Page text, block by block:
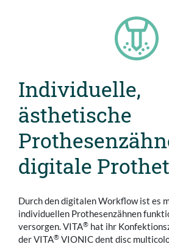
Individuelle,
ästhetische
digitale
Durch den digitalen Workflow ist es
individuellen Prothesenzähnen
versorgen. VITA® hat ihr
der VITA® VIONIC dent disc